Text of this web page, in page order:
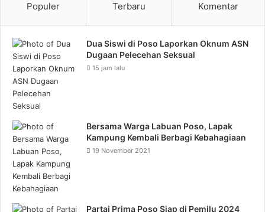
Populer Terbaru Komentar
Dua Siswi di Poso Laporkan Oknum ASN
Dugaan Pelecehan Seksual
15 jam lalu
Bersama Warga Labuan Poso, Lapak
Kampung Kembali Berbagi Kebahagiaan
19 November 2021
Partai Prima Poso Siap di Pemilu 2024